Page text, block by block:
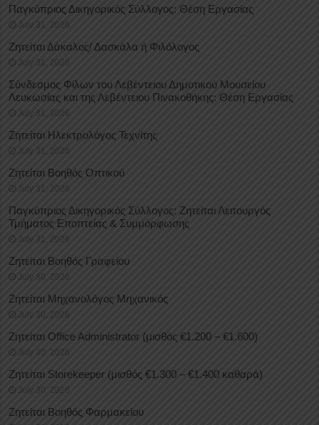
Παγκύπριος Δικηγορικός Σύλλογος: Θέση Εργασίας
July 31, 2026
Ζητείται Δάκαλος/ Δασκάλα ή Φιλόλογος
July 31, 2026
Σύνδεσμος Φίλων του Λεβέντειου Δημοτικού Μουσείου
Λευκωσίας και της Λεβέντειου Πινακοθήκης: Θέση Εργασίας
July 31, 2026
Ζητείται Ηλεκτρολόγος Τεχνίτης
July 31, 2026
Ζητείται Βοηθός Οπτικού
July 31, 2026
Παγκύπριος Δικηγορικός Σύλλογος: Ζητείται Λειτουργός
Τμήματος Εποπτείας & Συμμόρφωσης
July 31, 2026
Ζητείται Βοηθός Γραφείου
July 30, 2026
Ζητείται Μηχανολόγος Μηχανικός
July 30, 2026
Ζητείται Office Administrator (μισθός €1.200 – €1.600)
July 30, 2026
Ζητείται Storekeeper (μισθός €1.300 – €1.400 καθαρά)
July 30, 2026
Ζητείται Βοηθός Φαρμακείου